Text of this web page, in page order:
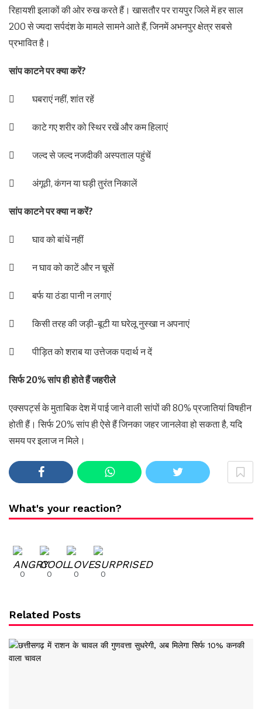
रिहायशी इलाकों की ओर रुख करते हैं। खासतौर पर रायपुर जिले में हर साल
200 से ज्यदा सर्पदंश के मामले सामने आते हैं, जिनमें अभनपुर क्षेत्र सबसे
प्रभावित है।
सांप काटने पर क्या करें?
 घबराएं नहीं, शांत रहें
 काटे गए शरीर को स्थिर रखें और कम हिलाएं
 जल्द से जल्द नजदीकी अस्पताल पहुंचें
 अंगूठी, कंगन या घड़ी तुरंत निकालें
सांप काटने पर क्या न करें?
 घाव को बांधें नहीं
 न घाव को काटें और न चूसें
 बर्फ या ठंडा पानी न लगाएं
 किसी तरह की जड़ी-बूटी या घरेलू नुस्खा न अपनाएं
 पीड़ित को शराब या उत्तेजक पदार्थ न दें
सिर्फ 20% सांप ही होते हैं जहरीले
एक्सपर्ट्स के मुताबिक देश में पाई जाने वाली सांपों की 80% प्रजातियां विषहीन
होती हैं। सिर्फ 20% सांप ही ऐसे हैं जिनका जहर जानलेवा हो सकता है, यदि
समय पर इलाज न मिले।
What's your reaction?
0 0 0 0
Related Posts